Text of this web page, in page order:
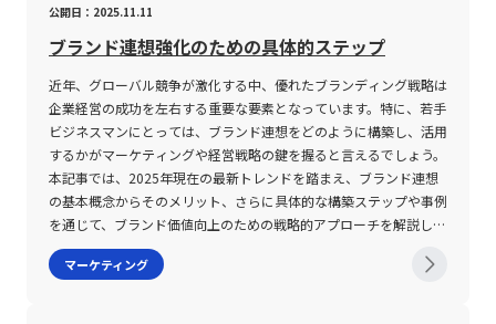
精緻に実施できることになる。 まとめ 以上の議論により、代替
財・補完財・独立財は現代経済学および実務上の意思決定において
極めて重要な概念であることが明らかとなった。代替財は、価格変
動が他の商品の需要に同方向の影響を与えることから、特に市場シ
ェア争いにおいて、競合製品との相互関係を考慮する必要がある。
完全代替財と粗代替財に分けて考えることで、企業はより精密な需
要予測と価格戦略を策定できる。一方、補完財はセットで利用され
る性質が強調され、製品の販売戦略やパートナーシップ構築におい
て、両製品の連動性を十分に活用することが求められる。完全補完
財の場合は、無差別曲線がL字型となり、代替効果が極めて小さい
る点に注意が必要である。また、独立財は他の商品との需要連動性
う。 まとめ ロングテール戦略は、オンライン市場の成長とともに
台頭してきた新たな経営手法として、従来のパレートの法則に依存
するブロックバスター戦略に対する有力な代替案となっています。
ニッチな需要に着目し、多品種の商品を少量ずつ販売することで、
安定した売上を実現できる一方、商品管理や物流、システム整備な
どオペレーション面での課題も抱えています。 20代の若手ビジネ
スマンにとって、ロングテール戦略は、時代の変化に柔軟に対応す
るための一手として大変有効です。デジタル技術を駆使し、顧客の
多様なニーズと行動パターンを的確に捉えることが求められる現代
において、この戦略を理解し、適切に活用することは、競争優位性
の確保に直結します。 今後もインターネットの普及、デジタルマ
ーケティングの進化が続く中で、ロングテール戦略は、オンライン
づいた判断力、そして製品開発に関わる各専門知識との融合が必要
不可欠です。このような背景から、PMMとしてのキャリアを形成
するためには、日常的なスキルアップや業界動向の継続的な学習が
求められ、組織内での信頼を得るためには確固たる成果実績の積み
重ねが必要となります。 まとめ 本記事では、「PMM（プロダクト
マーケティングマネージャー）」という職種について、定義や役
割、業務内容、必要なスキル、そして今後の将来性について詳細に
解説しました。PMMはプロダクトの市場導入から販売促進、そし
てユーザーサポートまで、一連のマーケティング戦略を一手に引き
受ける非常に高度な職務であり、その責任範囲の広さと責任の重さ
が特徴です。特に、PdMやPMと比較して、ビジネス部門の統括や
マーケティング戦略に特化している点において、企業の成長や売上
より、どれだけ完璧な売れる仕組みを整えたとしても、セリングの
現場での柔軟な対応と直接的な販売活動が不可欠となるケースが多
く見受けられます。つまり、マーケティング戦略と連携を図ること
で、セリングはその実践領域を広げ、相乗効果を発揮することがで
きるのです。 セリングの注意点 セリングに取り組む際の注意点は
多岐にわたります。第一に、セリングは短期的な成果を追求するあ
まり、顧客との信頼関係や長期的なパートナーシップの構築がおろ
そかになってはならない点です。たとえば、プロダクトセリングが
過度に推し進められると、単に商品のスペックやセールストークに
終始し、顧客の本質的なニーズを見落とす危険性があります。その
結果、受注率の低下や一度契約が成立しても継続利用につながらな
いケースが発生する可能性があるため、セリング活動においては、
減を追求するあまり、技術革新や品質向上への投資が後回しにな
り、結果として独自性が失われることが挙げられます。 また、製
品の均一化によって、価格競争が激化し、利益率が低下するリスク
も大きいため、企業は単にコスト削減に注力するのではなく、顧客
にとっての付加価値を再定義する必要があります。 さらに、コモ
ディティ化の状態では、例えばスマートフォン市場のように、どの
メーカーであっても基本的な性能が揃っているため、消費者がブラ
ンド選択の判断を価格やデザインなどの微細な要素に頼らざるを得
なくなります。 市場の均質化が進むと、単一の要素に依存した競
争戦略は容易に模倣され、持続可能な競争優位性を築くことが難し
くなります。 このため、企業はコモディティ化を防ぐために、ま
ず自社の製品・サービスが持つ独自の価値や技術、ノウハウを明確
に大きな影響を及ぼしており、より高度なマーケティング施策の構
築が求められている。これに伴い、販促戦略の重要性は増す一方で
して消費者が購入の意思決定に至るまでの一連の流れを、計画的か
つ戦略的に設計する手法を指す。販促（販売促進）は、単に商品の
情報を伝達するだけでなく、購入という「きっかけ」を消費者に与
えるための施策全般を意味する。具体的には、サンプルの提供、ク
ーポンの配布、キャンペーンの実施などが挙げられ、これらの施策
を通じて販売促進の効果を最大化することが求められる。また、現
代のマーケティングでは、オンライン媒体を利用したプロモーショ
ンと、オフラインでの直接的アプローチとの両方が不可欠となって
おり、販促戦略はこれらのチャネルを統合して活用することが基本
公開日：2025.11.11
ブランド連想強化のための具体的ステップ
近年、グローバル競争が激化する中、優れたブランディング戦略は
企業経営の成功を左右する重要な要素となっています。特に、若手
ビジネスマンにとっては、ブランド連想をどのように構築し、活用
するかがマーケティングや経営戦略の鍵を握ると言えるでしょう。
本記事では、2025年現在の最新トレンドを踏まえ、ブランド連想
の基本概念からそのメリット、さらに具体的な構築ステップや事例
を通じて、ブランド価値向上のための戦略的アプローチを解説しま
す。 今日の市場環境では、単に製品やサービスの質が高いだけで
は、顧客の信頼を得ることは困難です。消費者がブランド名を聞い
マーケティング